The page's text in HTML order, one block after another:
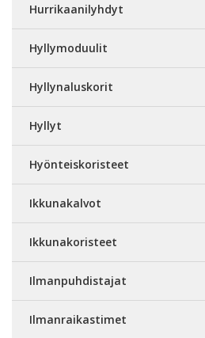
Hurrikaanilyhdyt
Hyllymoduulit
Hyllynaluskorit
Hyllyt
Hyönteiskoristeet
Ikkunakalvot
Ikkunakoristeet
Ilmanpuhdistajat
Ilmanraikastimet